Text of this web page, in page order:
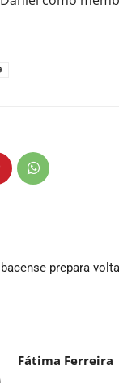
prepara
Fátima Ferreira